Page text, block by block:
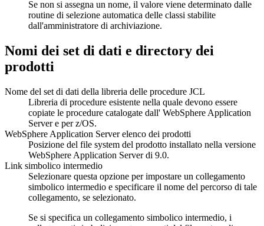
Se non si assegna un nome, il valore viene determinato dalle
routine di selezione automatica delle classi stabilite
dall'amministratore di archiviazione.
Nomi dei set di dati e directory dei
prodotti
Nome del set di dati della libreria delle procedure JCL
Libreria di procedure esistente nella quale devono essere
copiate le procedure catalogate dall' WebSphere Application
Servere per z/OS.
WebSphere Application Serverelenco dei prodotti
Posizione del file system del prodotto installato nella versione
WebSphere Application Serverdi 9.0.
Link simbolico intermedio
Selezionare questa opzione per impostare un collegamento
simbolico intermedio e specificare il nome del percorso di tale
collegamento, se selezionato.
Se si specifica un collegamento simbolico intermedio, i